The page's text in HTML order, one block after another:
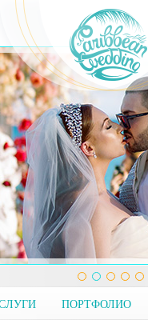
ПОРТФОЛИО